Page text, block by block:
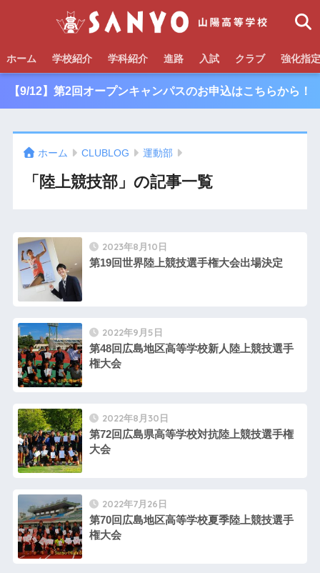
ホーム 学校紹介 学科紹介 進路 入試 クラブ 強化指
【9/12】第2回オープンキャンパスのお申込はこちらから！
ホーム CLUBLOG 運動部
「陸上競技部」の記事一覧
2023年8月10日
第19回世界陸上競技選手権大会出場決定
2022年9月5日
第48回広島地区高等学校新人陸上競技選手
権大会
2022年8月30日
第72回広島県高等学校対抗陸上競技選手権
大会
2022年7月26日
第70回広島地区高等学校夏季陸上競技選手
権大会